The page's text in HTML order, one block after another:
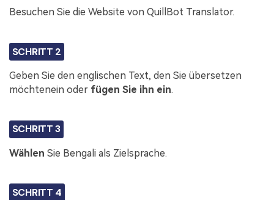
Besuchen Sie die Website von QuillBot Translator.
SCHRITT 2
Geben Sie den englischen Text, den Sie übersetzen
möchtenein oder fügen Sie ihn ein.
SCHRITT 3
Wählen Sie Bengali als Zielsprache.
SCHRITT 4